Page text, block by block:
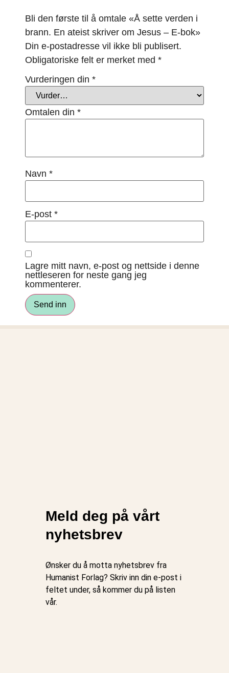
Bli den første til å omtale «Å sette verden i
brann. En ateist skriver om Jesus – E-bok»
Din e-postadresse vil ikke bli publisert.
Obligatoriske felt er merket med *
Vurderingen din *
Omtalen din *
Navn *
E-post *
Lagre mitt navn, e-post og nettside i denne
nettleseren for neste gang jeg
kommenterer.
Meld deg på vårt
nyhetsbrev
Ønsker du å motta nyhetsbrev fra
Humanist Forlag? Skriv inn din e-post i
feltet under, så kommer du på listen
vår.